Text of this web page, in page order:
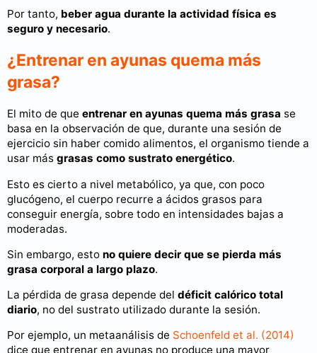
Por tanto, beber agua durante la actividad física es
seguro y necesario.
¿Entrenar en ayunas quema más
grasa?
El mito de que entrenar en ayunas quema más grasa se
basa en la observación de que, durante una sesión de
ejercicio sin haber comido alimentos, el organismo tiende a
usar más grasas como sustrato energético.
Esto es cierto a nivel metabólico, ya que, con poco
glucógeno, el cuerpo recurre a ácidos grasos para
conseguir energía, sobre todo en intensidades bajas a
moderadas.
Sin embargo, esto no quiere decir que se pierda más
grasa corporal a largo plazo.
La pérdida de grasa depende del déficit calórico total
diario, no del sustrato utilizado durante la sesión.
Por ejemplo, un metaanálisis de Schoenfeld et al. (2014)
dice que entrenar en ayunas no produce una mayor